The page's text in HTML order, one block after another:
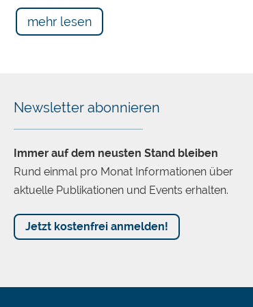
mehr lesen
Newsletter abonnieren
Immer auf dem neusten Stand bleiben
Rund einmal pro Monat Informationen über
aktuelle Publikationen und Events erhalten.
Jetzt kostenfrei anmelden!